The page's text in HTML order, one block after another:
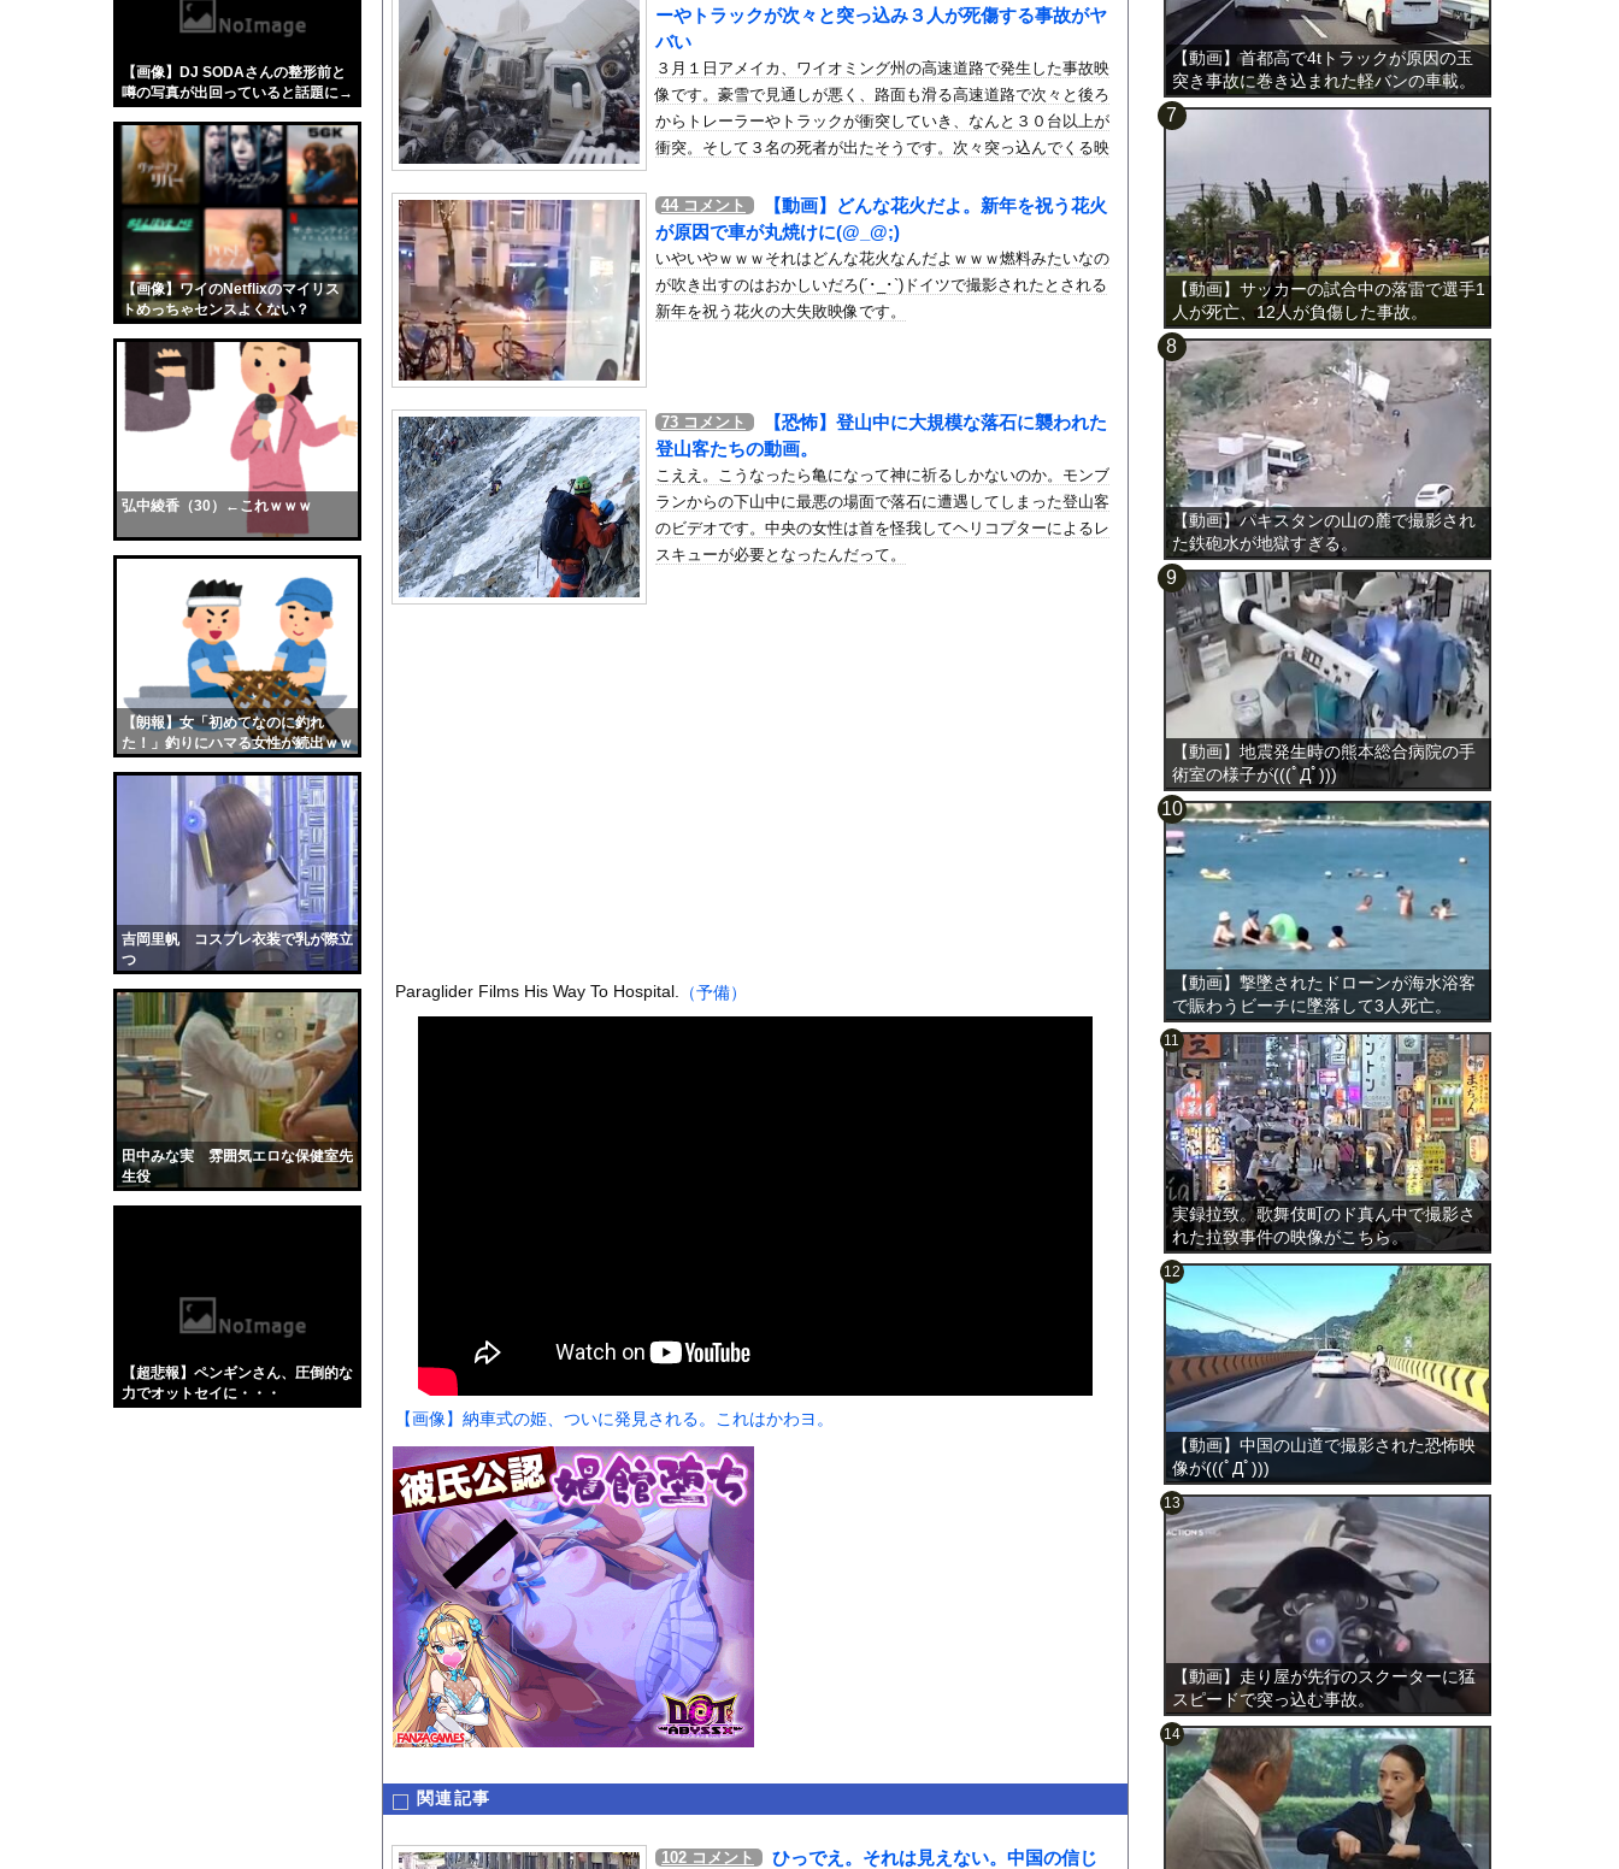
【画像】DJ SODAさんの整形前と
噂の写真が出回っていると話題に→
【画像】ワイのNetflixのマイリス
トめっちゃセンスよくない？
弘中綾香（30）←これｗｗｗ
【朗報】女「初めてなのに釣れ
た！」釣りにハマる女性が続出ｗｗ
吉岡里帆 コスプレ衣装で乳が際立
つ
田中みな実 雰囲気エロな保健室先
生役
【超悲報】ペンギンさん、圧倒的な
力でオットセイに・・・
【悲報】大物ミュージシャンSUGIZOさん、『爆弾発言』キタァアアアアアーーーーーー...
連れて行かれた
【コンゴ】エボラ出血熱、感染3600人…過去最大の流行に
【画像】JKさん、とんでもない格好でファミレスに入店してしまう
刈川くるみアナ ノースリーブの巨乳！！
【朗報】ソシャゲ本気の最終兵器『無限大アナンタ』遂にサービス開始へwwww
【悲報】阪神ドリスの大爆笑wwwwww
女性「レイプされました」検事「嘘では？」女性「傷ついたので訴えます」
【画像】おまえらくんの机がこの女の子の椅子にされてたらｗｗｗ
【画像】この女優さん、可愛すぎる
【朗報】齋藤飛鳥、前屈みで完全に見えてる動画が拡散されてしまう…
海外「日本よ、お前がナンバーワンだ」 熊本地震直後の日本の対応のスピードに世界が衝撃
勇気を出して白人美女にチン凸したアジア人短小男
、爆笑されてしまうｗｗｗ
10年もの間浮気してた嫁。まさかと思い長男のDNA鑑定をするがいいな？と問うと、元嫁...
ウクライナ侵攻以降、ロシア軍兵士のHIV感染が2000％急増…ウクライナメディア！
【配信者】「金バエ」のSNS更新が1週間途絶え、様々な憶測が飛び交う。1週間ぶりの投...
【画像】女の子「危機管理フォーーーーム！！！」
【速報】睡眠時無呼吸症候群の男「マジでいつ居眠りするかわからん…けど車運転しなきゃ…...
【画像】伊藤舞雪とかいうＡＶ女優ｗｗｗｗｗｗｗｗｗｗw
【緊急】肛門にスティックのり入れたけど出てこないの！！
お知らせ
Powered by livedoor 相互RSS
このページは
1000mg が管理しています。 RSS設定 更新順130件まで。それ以降の古いものは表
示されません。
ーやトラックが次々と突っ込み３人が死傷する事故がヤ
バい
３月１日アメイカ、ワイオミング州の高速道路で発生した事故映
像です。豪雪で見通しが悪く、路面も滑る高速道路で次々と後ろ
からトレーラーやトラックが衝突していき、なんと３０台以上が
衝突。そして３名の死者が出たそうです。次々突っ込んでくる映
44 コメント
【動画】どんな花火だよ。新年を祝う花火
が原因で車が丸焼けに(@_@;)
いやいやｗｗｗそれはどんな花火なんだよｗｗｗ燃料みたいなの
が吹き出すのはおかしいだろ(´･_･`)ドイツで撮影されたとされる
新年を祝う花火の大失敗映像です。
73 コメント
【恐怖】登山中に大規模な落石に襲われた
登山客たちの動画。
こええ。こうなったら亀になって神に祈るしかないのか。モンブ
ランからの下山中に最悪の場面で落石に遭遇してしまった登山客
のビデオです。中央の女性は首を怪我してヘリコプターによるレ
スキューが必要となったんだって。
Paraglider Films His Way To Hospital. （予備）
【画像】納車式の姫、ついに発見される。これはかわヨ。
関連記事
102 コメント ひっでえ。それは見えない。中国の信じ
【動画】首都高で4tトラックが原因の玉
突き事故に巻き込まれた軽バンの車載。
【動画】サッカーの試合中の落雷で選手1
人が死亡、12人が負傷した事故。
【動画】パキスタンの山の麓で撮影され
た鉄砲水が地獄すぎる。
【動画】地震発生時の熊本総合病院の手
術室の様子が(((ﾟДﾟ)))
【動画】撃墜されたドローンが海水浴客
で賑わうビーチに墜落して3人死亡。
実録拉致。歌舞伎町のド真ん中で撮影さ
れた拉致事件の映像がこちら。
【動画】中国の山道で撮影された恐怖映
像が(((ﾟДﾟ)))
【動画】走り屋が先行のスクーターに猛
スピードで突っ込む事故。